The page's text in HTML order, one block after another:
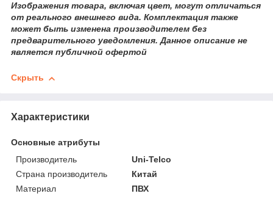
Изображения товара, включая цвет, могут отличаться
от реального внешнего вида. Комплектация также
может быть изменена производителем без
предварительного уведомления. Данное описание не
является публичной офертой
Скрыть
Характеристики
Основные атрибуты
Производитель
Uni-Telco
Страна производитель
Китай
Материал
ПВХ